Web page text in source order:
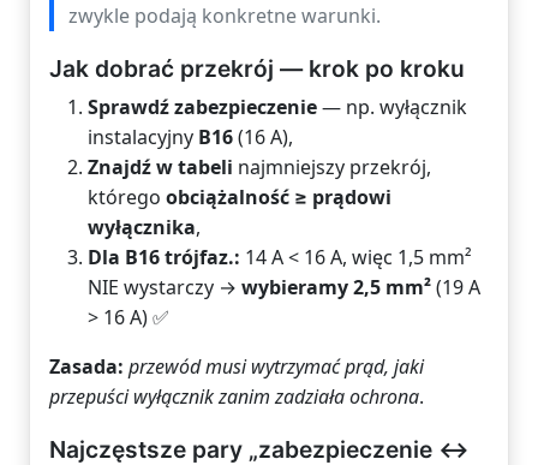
zwykle podają konkretne warunki.
Jak dobrać przekrój — krok po kroku
Sprawdź zabezpieczenie— np. wyłącznik
instalacyjny B16(16 A),
Znajdź w tabeli najmniejszy przekrój,
którego obciążalność ≥ prądowi
wyłącznika,
Dla B16 trójfaz.: 14 A < 16 A, więc 1,5 mm²
NIE wystarczy → wybieramy 2,5 mm²(19 A
> 16 A) ✅
Zasada: przewód musi wytrzymać prąd, jaki
przepuści wyłącznik zanim zadziała ochrona.
Najczęstsze pary „zabezpieczenie ↔